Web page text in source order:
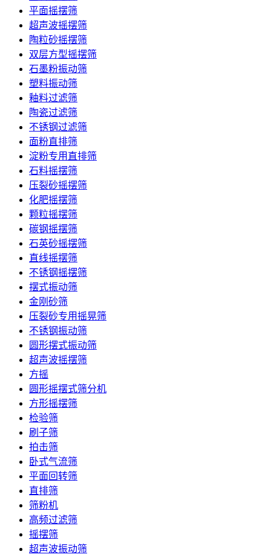
平面摇摆筛
超声波摇摆筛
陶粒砂摇摆筛
双层方型摇摆筛
石墨粉振动筛
塑料振动筛
釉料过滤筛
陶瓷过滤筛
不锈钢过滤筛
面粉直排筛
淀粉专用直排筛
石料摇摆筛
压裂砂摇摆筛
化肥摇摆筛
颗粒摇摆筛
碳钢摇摆筛
石英砂摇摆筛
直线摇摆筛
不锈钢摇摆筛
摆式振动筛
金刚砂筛
压裂砂专用摇晃筛
不锈钢振动筛
圆形摆式振动筛
超声波摇摆筛
方摇
圆形摇摆式筛分机
方形摇摆筛
检验筛
刷子筛
拍击筛
卧式气流筛
平面回转筛
直排筛
筛粉机
高频过滤筛
摇摆筛
超声波振动筛